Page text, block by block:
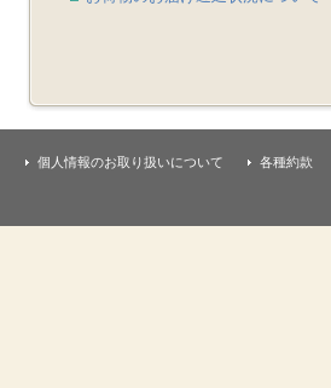
個人情報のお取り扱いについて 各種約款